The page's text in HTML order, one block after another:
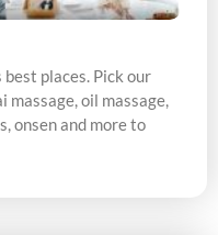
best places. Pick our
oil massage,
onsen and more to